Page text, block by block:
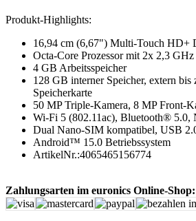
Produkt-Highlights:
16,94 cm (6,67") Multi-Touch HD+
Octa-Core Prozessor mit 2x 2,3
4 GB Arbeitsspeicher
128 GB interner Speicher, extern bis
Speicherkarte
50 MP Triple-Kamera, 8 MP Front-
Wi-Fi 5 (802.11ac), Bluetooth® 5.0,
Dual Nano-SIM kompatibel, USB
Android™ 15.0 Betriebssystem
ArtikelNr.:4065465156774
Zahlungsarten im euronics Online-Shop: